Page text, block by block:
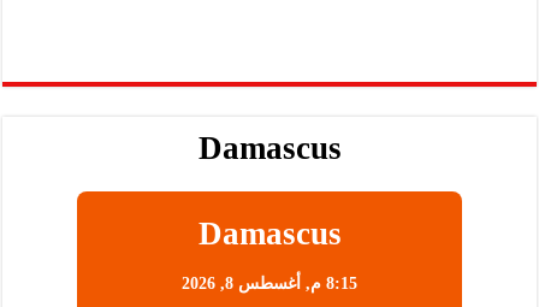
Damascus
Damascus
8:15 م, أغسطس 8, 2026